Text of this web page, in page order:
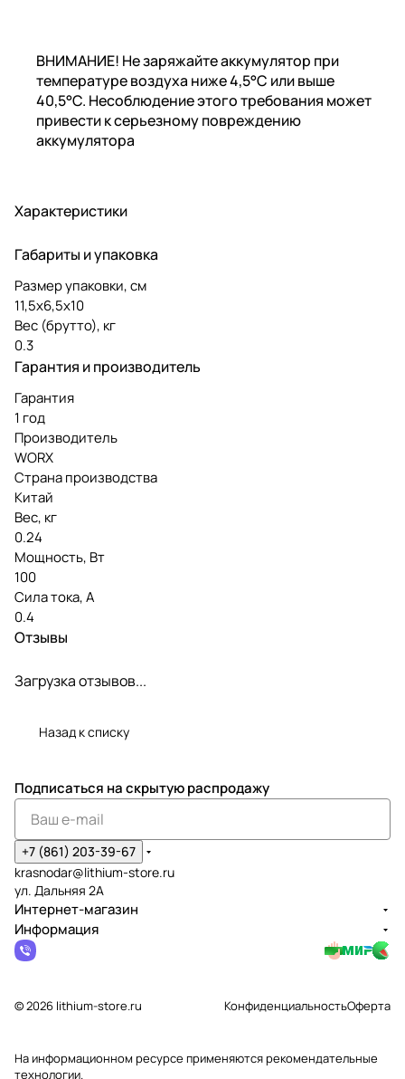
ВНИМАНИЕ! Не заряжайте аккумулятор при
температуре воздуха ниже 4,5°C или выше
40,5°C. Несоблюдение этого требования может
привести к серьезному повреждению
аккумулятора
Характеристики
Габариты и упаковка
Размер упаковки, см
11,5х6,5х10
Вес (брутто), кг
0.3
Гарантия и производитель
Гарантия
1 год
Производитель
WORX
Страна производства
Китай
Вес, кг
0.24
Мощность, Вт
100
Сила тока, А
0.4
Отзывы
Загрузка отзывов...
Назад к списку
Подписаться на скрытую распродажу
+7 (861) 203-39-67
krasnodar@lithium-store.ru
ул. Дальняя 2А
Интернет-магазин
Информация
© 2026 lithium-store.ru КонфиденциальностьОферта
На информационном ресурсе применяютсярекомендательные
технологии.